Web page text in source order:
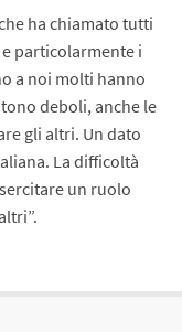
ha chiamato tutti
particolarmente i
a noi molti hanno
deboli, anche le
gli altri. Un dato
La difficoltà
un ruolo